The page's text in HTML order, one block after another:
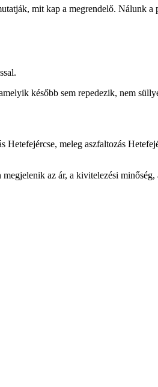
mit kap a megrendelő. Nálunk
később sem repedezik, nem
Hetefejércse, meleg aszfaltozás
az ár, a kivitelezési minőség,